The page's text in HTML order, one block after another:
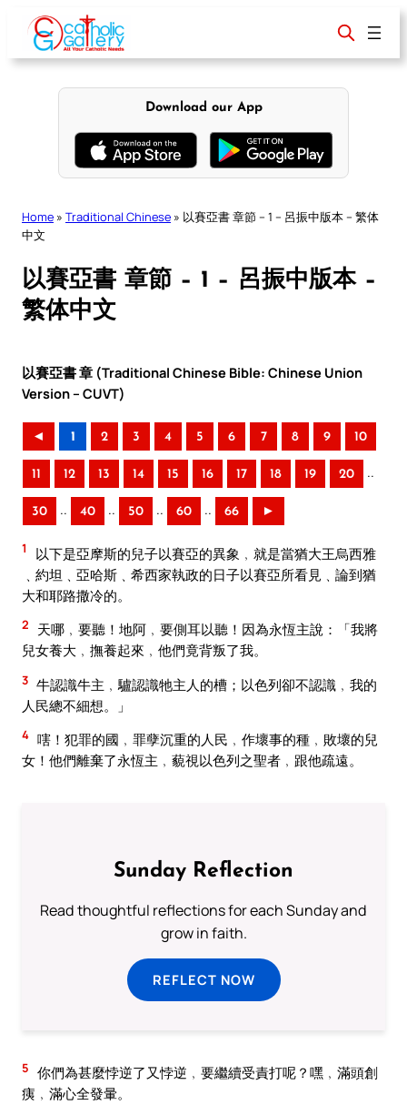
content
Download our App
Home » Traditional Chinese » 以賽亞書 章節 – 1 – 呂振中版本 – 繁体
中文
以賽亞書 章節 – 1 – 呂振中版本 –
繁体中文
以賽亞書 章 (Traditional Chinese Bible: Chinese Union
Version – CUVT)
◄ 1 2 3 4 5 6 7 8 9 10
11 12 13 14 15 16 17 18 19 20 ..
30 .. 40 .. 50 .. 60 .. 66 ►
1
以下是亞摩斯的兒子以賽亞的異象﹐就是當猶大王烏西雅
﹑約坦﹑亞哈斯﹑希西家執政的日子以賽亞所看見﹑論到猶
大和耶路撒冷的。
2
天哪﹐要聽！地阿﹐要側耳以聽！因為永恆主說：「我將
兒女養大﹐撫養起來﹐他們竟背叛了我。
3 牛認識牛主﹐驢認識牠主人的槽；以色列卻不認識﹐我的
人民總不細想。」
4 嗐！犯罪的國﹐罪孽沉重的人民﹐作壞事的種﹐敗壞的兒
女！他們離棄了永恆主﹐藐視以色列之聖者﹐跟他疏遠。
Sunday Reflection
Read thoughtful reflections for each Sunday and
grow in faith.
REFLECT NOW
5 你們為甚麼悖逆了又悖逆﹐要繼續受責打呢？嘿﹐滿頭創
痍﹐滿心全發暈。